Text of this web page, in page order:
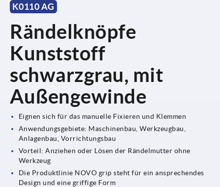
K0110 AG
Rändelknöpfe
Kunststoff
schwarzgrau, mit
Außengewinde
Eignen sich für das manuelle Fixieren und Klemmen
Anwendungsgebiete: Maschinenbau, Werkzeugbau,
Anlagenbau, Vorrichtungsbau
Vorteil: Anziehen oder Lösen der Rändelmutter ohne
Werkzeug
Die Produktlinie NOVO grip steht für ein ansprechendes
Design und eine griffige Form